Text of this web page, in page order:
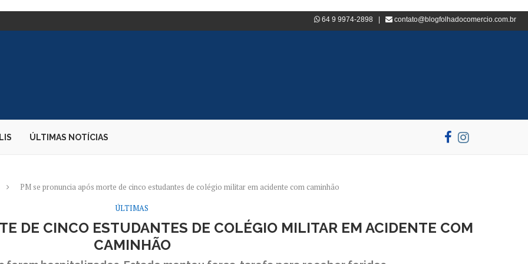
SUAS VOZES... 64 9 9974-2898 | contato@blogfolhadocomercio.com.br
ÚLTIMAS NOTÍCIAS
PM se pronuncia após morte de cinco estudantes de colégio militar em acidente com caminhão
ÚLTIMAS
DE CINCO ESTUDANTES DE COLÉGIO MILITAR EM ACIDENTE COM
CAMINHÃO